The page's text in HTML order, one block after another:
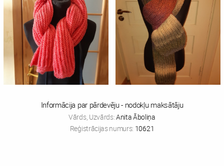
Informācija par pārdevēju - nodokļu maksātāju
Vārds, Uzvārds:Anita Āboliņa
Reģistrācijas numurs: 10621